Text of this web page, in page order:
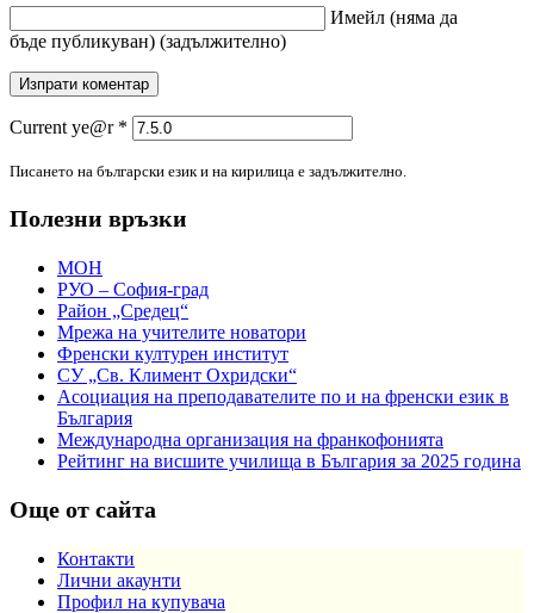
Имейл (няма да
бъде публикуван) (задължително)
Current ye@r *
Писането на български език и на кирилица е задължително.
Полезни връзки
МОН
РУО – София-град
Район „Средец“
Мрежа на учителите новатори
Френски културен институт
СУ „Св. Климент Охридски“
Асоциация на преподавателите по и на френски език в
България
Международна организация на франкофонията
Рейтинг на висшите училища в България за 2025 година
Още от сайта
Контакти
Лични акаунти
Профил на купувача